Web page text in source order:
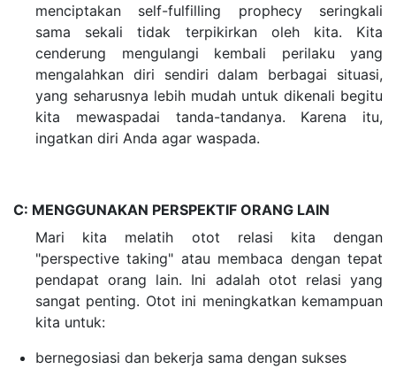
menciptakan self-fulfilling prophecy seringkali
sama sekali tidak terpikirkan oleh kita. Kita
cenderung mengulangi kembali perilaku yang
mengalahkan diri sendiri dalam berbagai situasi,
yang seharusnya lebih mudah untuk dikenali begitu
kita mewaspadai tanda-tandanya. Karena itu,
ingatkan diri Anda agar waspada.
C: MENGGUNAKAN PERSPEKTIF ORANG LAIN
Mari kita melatih otot relasi kita dengan
"perspective taking" atau membaca dengan tepat
pendapat orang lain. Ini adalah otot relasi yang
sangat penting. Otot ini meningkatkan kemampuan
kita untuk:
bernegosiasi dan bekerja sama dengan sukses